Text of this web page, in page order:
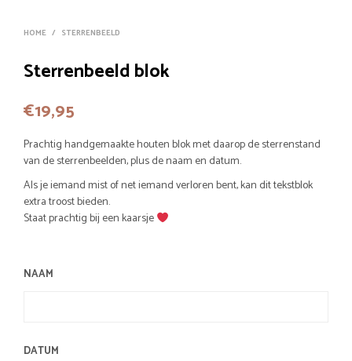
HOME / STERRENBEELD
Sterrenbeeld blok
€19,95
Prachtig handgemaakte houten blok met daarop de sterrenstand
van de sterrenbeelden, plus de naam en datum.
Als je iemand mist of net iemand verloren bent, kan dit tekstblok
extra troost bieden.
Staat prachtig bij een kaarsje
NAAM
DATUM